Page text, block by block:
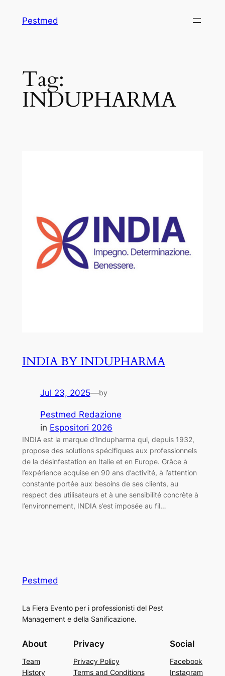
Pestmed
Tag:
INDUPHARMA
INDIA BY INDUPHARMA
Jul 23, 2025—by
Pestmed Redazione
in Espositori 2026
INDIA est la marque d’Indupharma qui, depuis 1932,
propose des solutions spécifiques aux professionnels
de la désinfestation en Italie et en Europe. Grâce à
l’expérience acquise en 90 ans d’activité, à l’attention
constante portée aux besoins de ses clients, au
respect des utilisateurs et à une sensibilité concrète à
l’environnement, INDIA s’est imposée au fil…
Pestmed
La Fiera Evento per i professionisti del Pest
Management e della Sanificazione.
About
Team
History
Privacy
Privacy Policy
Terms and Conditions
Social
Facebook
Instagram